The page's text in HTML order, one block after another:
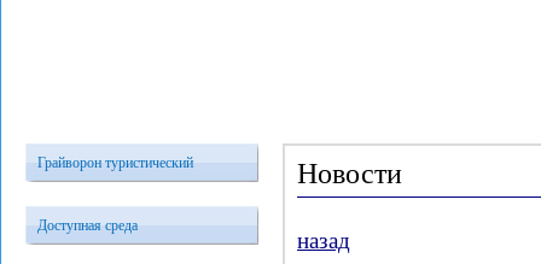
Грайворон туристический
Доступная среда
Новости
назад